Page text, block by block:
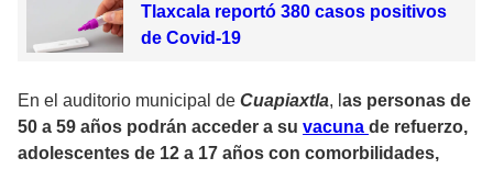
Tlaxcala reportó 380 casos positivos
de Covid-19
En el auditorio municipal de Cuapiaxtla, l as personas de
50 a 59 años podrán acceder a su vacuna de refuerzo,
adolescentes de 12 a 17 años con comorbilidades,